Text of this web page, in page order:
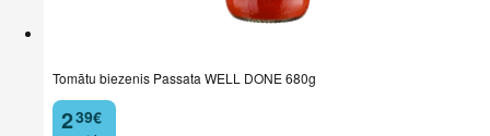
Tomātu biezenis Passata WELL DONE 680g
2
. 39€